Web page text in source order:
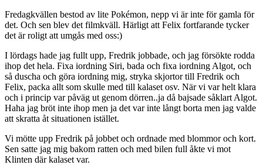
Fredagkvällen bestod av lite Pokémon, nepp vi är inte för gamla för
det. Och sen blev det filmkväll. Härligt att Felix fortfarande tycker
det är roligt att umgås med oss:)
I lördags hade jag fullt upp, Fredrik jobbade, och jag försökte rodda
ihop det hela. Fixa iordning Siri, bada och fixa iordning Algot, och
så duscha och göra iordning mig, stryka skjortor till Fredrik och
Felix, packa allt som skulle med till kalaset osv. När vi var helt klara
och i princip var påväg ut genom dörren..ja då bajsade såklart Algot.
Haha jag bröt inte ihop men ja det var inte långt borta men jag valde
att skratta åt situationen istället.
Vi mötte upp Fredrik på jobbet och ordnade med blommor och kort.
Sen satte jag mig bakom ratten och med bilen full åkte vi mot
Klinten där kalaset var.